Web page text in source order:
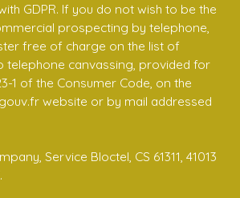
GDPR. If you do not wish to be the
prospecting by telephone,
free of charge on the list of
telephone canvassing, provided for
1 of the Consumer Code, on the
website or by mail addressed
Service Bloctel, CS 61311, 41013